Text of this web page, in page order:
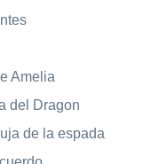
Amelia
del Dragon
de la espada